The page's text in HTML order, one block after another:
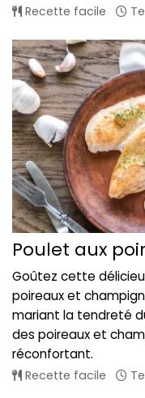
Recette facile
Poulet aux
Goûtez cette
poireaux et
mariant la tendreté
des poireaux et
réconfortant.
Recette facile